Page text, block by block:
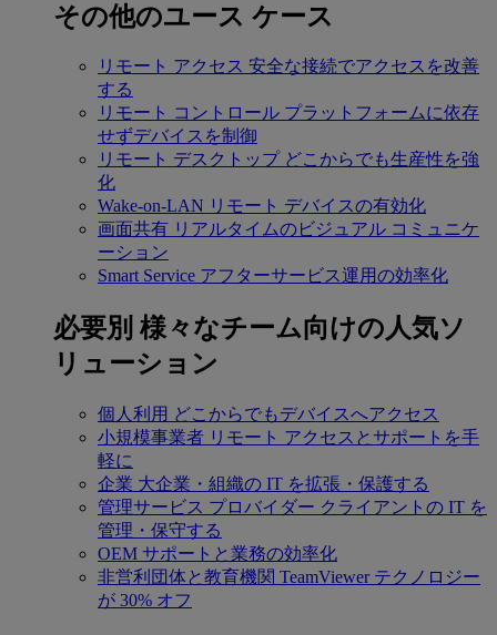
その他のユース ケース
リモート アクセス 安全な接続でアクセスを改善
する
リモート コントロール プラットフォームに依存
せずデバイスを制御
リモート デスクトップ どこからでも生産性を強
化
Wake-on-LAN リモート デバイスの有効化
画面共有 リアルタイムのビジュアル コミュニケ
ーション
Smart Service アフターサービス運用の効率化
必要別 様々なチーム向けの人気ソ
リューション
個人利用 どこからでもデバイスへアクセス
小規模事業者 リモート アクセスとサポートを手
軽に
企業 大企業・組織の IT を拡張・保護する
管理サービス プロバイダー クライアントの IT を
管理・保守する
OEM サポートと業務の効率化
非営利団体と教育機関 TeamViewer テクノロジー
が 30% オフ